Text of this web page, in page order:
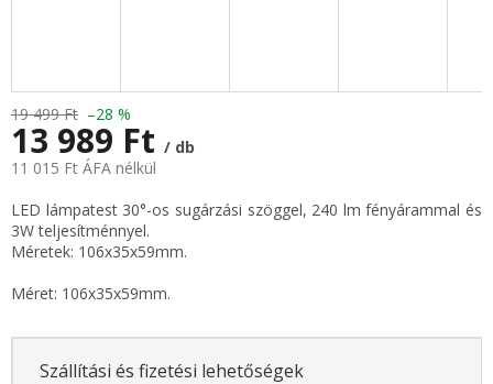
19 499 Ft –28 %
13 989 Ft / db
11 015 Ft ÁFA nélkül
Egységár:
LED lámpatest 30°-os sugárzási szöggel, 240 lm fényárammal és
3W teljesítménnyel.
Méretek: 106x35x59mm.
Méret: 106x35x59mm.
Szállítási és fizetési lehetőségek